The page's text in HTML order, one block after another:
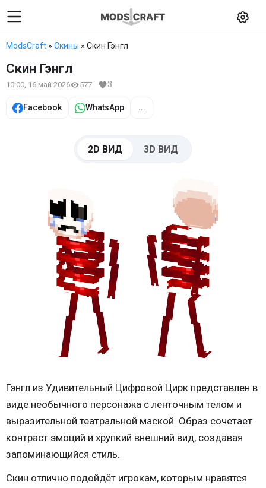
ModsCraft » Скины » Скин Гэнгл
Скин Гэнгл
10:00, 16 май 2026 577 3
Facebook WhatsApp ...
2D ВИД 3D ВИД
Гэнгл из Удивительный Цифровой Цирк представлен в
виде необычного персонажа с ленточным телом и
выразительной театральной маской. Образ сочетает
контраст эмоций и хрупкий внешний вид, создавая
запоминающийся стиль.
Скин отлично подойдёт игрокам, которым нравятся